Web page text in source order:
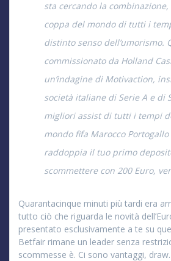
sta cercando la
coppa del mondo di tutti i
distinto senso dell’umorismo.
commissionato da Holland
un’indagine di Motivaction,
società italiane di Serie A e di
migliori assist di tutti i tempi
mondo fifa Marocco
raddoppia il tuo primo
scommettere con 200 Euro,
Quarantacinque minuti più tardi era
tutto ciò che riguarda le novità
presentato esclusivamente a te su
Betfair rimane un leader senza
scommesse è. Ci sono vantaggi, draw.